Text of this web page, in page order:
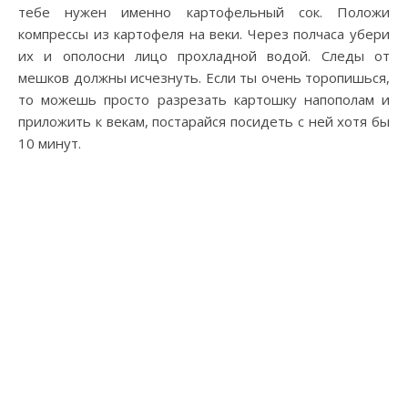
тебе нужен именно картофельный сок. Положи
компрессы из картофеля на веки. Через полчаса убери
их и ополосни лицо прохладной водой. Следы от
мешков должны исчезнуть. Если ты очень торопишься,
то можешь просто разрезать картошку напополам и
приложить к векам, постарайся посидеть с ней хотя бы
10 минут.